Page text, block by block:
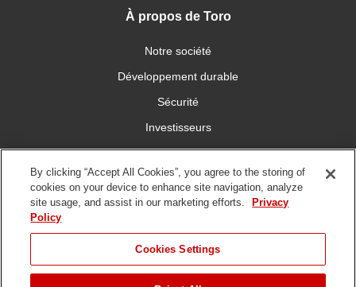
À propos de Toro
Notre société
Développement durable
Sécurité
Investisseurs
Carrières
Connectez-vous avec nous
By clicking “Accept All Cookies”, you agree to the storing of
cookies on your device to enhance site navigation, analyze
site usage, and assist in our marketing efforts.
Privacy
Policy
Cookies Settings